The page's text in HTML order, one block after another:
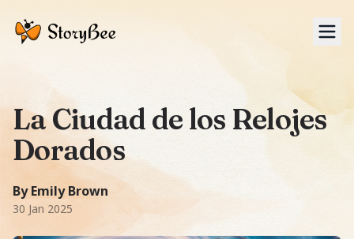
La Ciudad de los Relojes
Dorados
A Epic story: Leo, Mia y Zane viajan a una ciudad
500-word story.Themes: El paso del tiempo, trabajo en
By Emily Brown
30 Jan 2025